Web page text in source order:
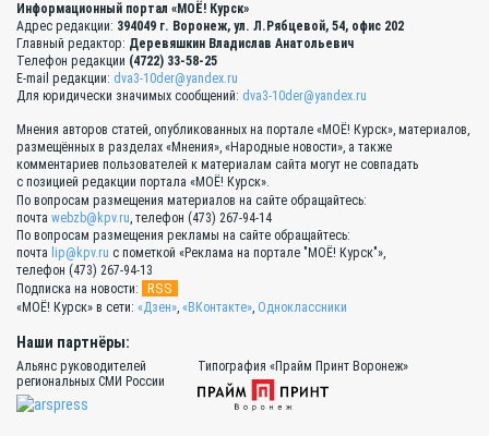
Информационный портал «МОЁ! Курск»
Адрес редакции: 394049 г. Воронеж, ул. Л.Рябцевой, 54, офис 202
Главный редактор: Деревяшкин Владислав Анатольевич
Телефон редакции (4722) 33-58-25
E-mail редакции: dva3-10der@yandex.ru
Для юридически значимых сообщений: dva3-10der@yandex.ru
Мнения авторов статей, опубликованных на портале «МОЁ! Курск», материалов,
размещённых в разделах «Мнения», «Народные новости», а также
комментариев пользователей к материалам сайта могут не совпадать
с позицией редакции портала «МОЁ! Курск».
По вопросам размещения материалов на сайте обращайтесь:
почта webzb@kpv.ru, телефон (473) 267-94-14
По вопросам размещения рекламы на сайте обращайтесь:
почта lip@kpv.ru с пометкой «Реклама на портале "МОЁ! Курск"»,
телефон (473) 267-94-13
Подписка на новости:
RSS
«МОЁ! Курск» в сети: «Дзен», «ВКонтакте», Одноклассники
Наши партнёры:
Альянс руководителей
региональных СМИ России
Типография «Прайм Принт Воронеж»